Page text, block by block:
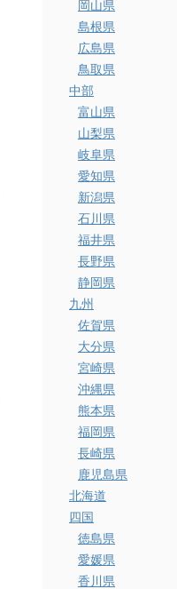
岡山県
島根県
広島県
鳥取県
中部
富山県
山梨県
岐阜県
愛知県
新潟県
石川県
福井県
長野県
静岡県
九州
佐賀県
大分県
宮崎県
沖縄県
熊本県
福岡県
長崎県
鹿児島県
北海道
四国
徳島県
愛媛県
香川県